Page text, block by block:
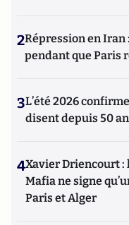
2Répression en Iran
pendant que Paris
3L’été 2026
disent depuis 50
4Xavier Driencourt :
Mafia ne signe
Paris et Alger